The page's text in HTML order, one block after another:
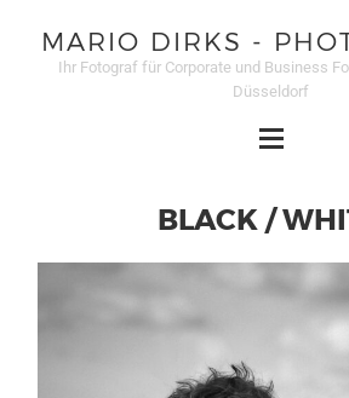
MARIO DIRKS -
Ihr Fotograf für Corporate und Business
Düsseldorf
BLACK /